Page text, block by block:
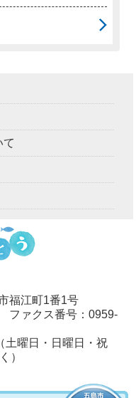
て
福江町1番1号
ファクス番号：0959-
土曜日・日曜日・祝
）